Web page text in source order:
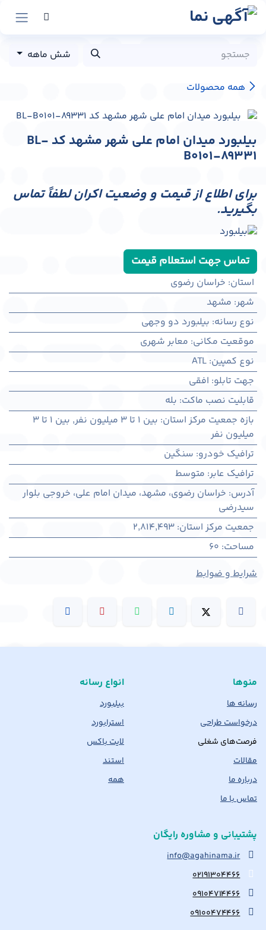
پرش به محتوا
همه محصولات
شش ماهه
بیلبورد میدان امام علی شهر مشهد کد BL-
B0101-89331
برای اطلاع از قیمت و وضعیت اکران لطفاً تماس
بگیرید.
تماس جهت استعلام قیمت
استان: خراسان رضوی
شهر: مشهد
نوع رسانه: بیلبورد دو وجهی
موقعیت مکانی: معابر شهری
نوع کمپین:
ATL
جهت تابلو: افقی
قابلیت نصب ماکت: بله
بازه جمعیت مرکز استان: بین ۱ تا ۳ میلیون نفر ,
بین ۱ تا ۳
میلیون نفر
ترافیک خودرو: سنگین
ترافیک عابر: متوسط
آدرس: خراسان رضوی، مشهد، میدان امام علی، خروجی بلوار
سیدرضی
جمعیت مرکز استان:
2,814,493
مساحت:
60
شرایط و ضوابط
منوها
رسانه ها
درخواست طراحی
فرصت‌های شغلی
مقالات
درباره ما
تماس با ما
انواع رسانه
بیلبورد
استرابورد
لایت باکس
استند
همه
پشتیبانی و مشاوره رایگان
info@agahinama.ir
۰۲۱۹۱۳۰۴۴۶۶
۰۹۱۰۴۷۱۴۴۶۶
۰۹۱۰۰۴۷۴۴۶۶